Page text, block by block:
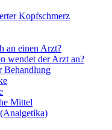
Kopfschmerz
an einen Arzt?
wendet der Arzt an?
Behandlung
Mittel